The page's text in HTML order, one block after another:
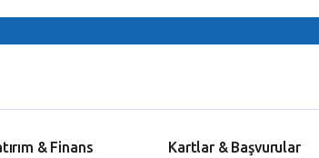
& Finans Kartlar & Başvurular